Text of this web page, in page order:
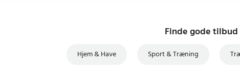
Finde gode tilbud
Hjem & Have Sport & Træning